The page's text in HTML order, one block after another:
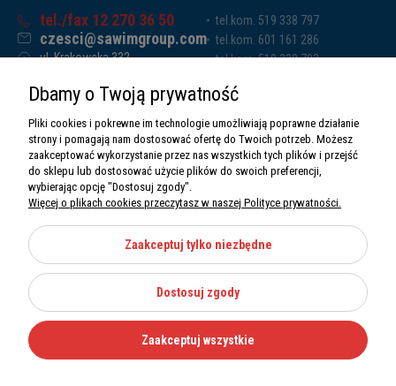
tel./fax 12 270 36 50
czesci@sawimgroup.com
ul. Krakowska 332,
Sawim Group Mariusz Zdyb sp. k.
NIP: 5130284470
REGON: 5246591010
tel.kom. 519 338 797
tel.kom. 601 161 286
tel.kom. 519 338 793
O nas
Informacje
Moje konto
Kategorie
Dbamy o Twoją prywatność
Pliki cookies i pokrewne im technologie umożliwiają poprawne działanie
strony i pomagają nam dostosować ofertę do Twoich potrzeb. Możesz
zaakceptować wykorzystanie przez nas wszystkich tych plików i przejść
do sklepu lub dostosować użycie plików do swoich preferencji,
wybierając opcję "Dostosuj zgody".
Więcej o plikach cookies przeczytasz w naszej Polityce prywatności.
Zaakceptuj tylko niezbędne
Dostosuj zgody
Zaakceptuj wszystkie